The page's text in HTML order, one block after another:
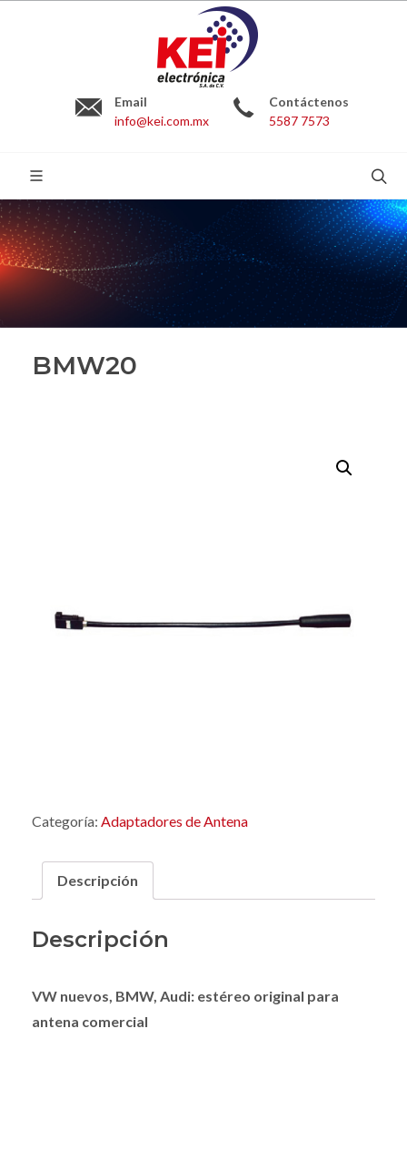
Email
info@kei.com.mx
Contáctenos
5587 7573
BMW20
Categoría: Adaptadores de Antena
Descripción
Descripción
VW nuevos, BMW, Audi: estéreo original para
antena comercial